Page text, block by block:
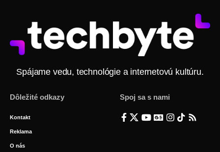
Spájame vedu, technológie a internetovú kultúru.
Dôležité odkazy
Kontakt
Reklama
O nás
Spoj sa s nami